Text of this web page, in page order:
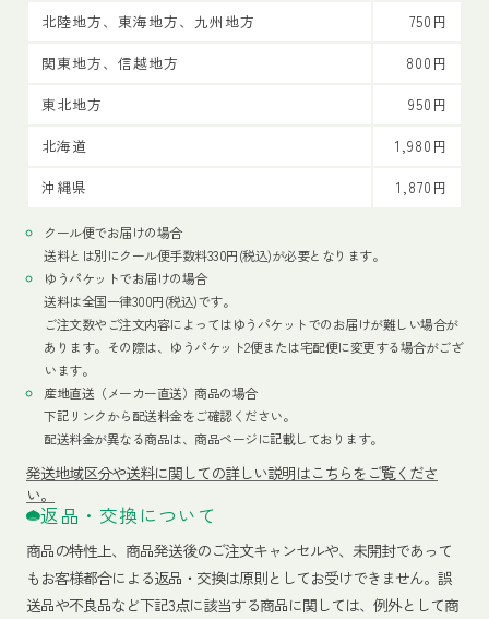
北陸地方、東海地方、九州地方
750円
関東地方、信越地方
800円
東北地方
950円
北海道
1,980円
沖縄県
1,870円
クール便でお届けの場合
送料とは別にクール便手数料330円(税込)が必要となります。
ゆうパケットでお届けの場合
送料は全国一律300円(税込)です。
ご注文数やご注文内容によってはゆうパケットでのお届けが難しい場合が
あります。その際は、ゆうパケット2便または宅配便に変更する場合がござ
います。
産地直送（メーカー直送）商品の場合
下記リンクから配送料金をご確認ください。
配送料金が異なる商品は、商品ページに記載しております。
発送地域区分や送料に関しての詳しい説明はこちらをご覧くださ
い。
返品・交換について
商品の特性上、商品発送後のご注文キャンセルや、未開封であって
もお客様都合による返品・交換は原則としてお受けできません。誤
送品や不良品など下記3点に該当する商品に関しては、例外として商